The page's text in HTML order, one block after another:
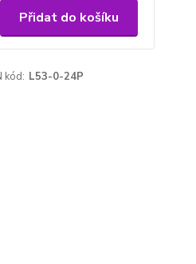
Přidat do košíku
kód: L53-0-24P